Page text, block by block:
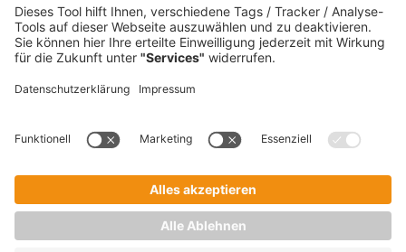
V-Baumarkt Onlineshop
1865 Outdoor
V-mini
Impressum